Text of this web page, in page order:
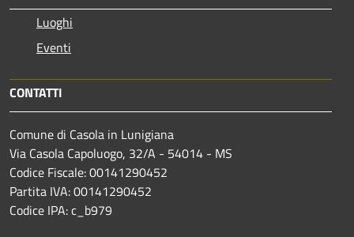
Luoghi
Eventi
CONTATTI
Comune di Casola in Lunigiana
Via Casola Capoluogo, 32/A - 54014 - MS
Codice Fiscale: 00141290452
Partita IVA: 00141290452
Codice IPA: c_b979